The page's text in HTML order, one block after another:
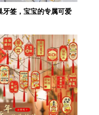
牙签，宝宝的专属可爱